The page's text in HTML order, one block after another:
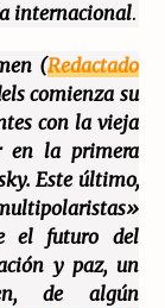
no se
industrial
internacional.
(Redactado
comienza su
con la vieja
en la primera
Este último,
el futuro del
y paz, un
de algún